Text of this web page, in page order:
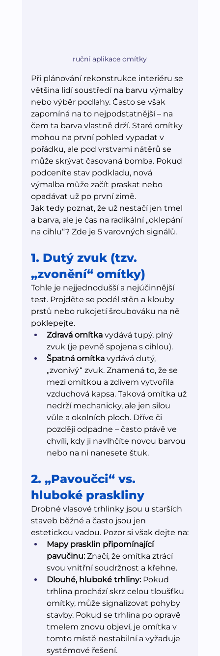
ruční aplikace omítky
Při plánování rekonstrukce interiéru se
většina lidí soustředí na barvu výmalby
nebo výběr podlahy. Často se však
zapomíná na to nejpodstatnější – na
čem ta barva vlastně drží. Staré omítky
mohou na první pohled vypadat v
pořádku, ale pod vrstvami nátěrů se
může skrývat časovaná bomba. Pokud
podceníte stav podkladu, nová
výmalba může začít praskat nebo
opadávat už po první zimě.
Jak tedy poznat, že už nestačí jen tmel
a barva, ale je čas na radikální „oklepání
na cihlu“? Zde je 5 varovných signálů.
1. Dutý zvuk (tzv.
„zvonění“ omítky)
Tohle je nejjednodušší a nejúčinnější
test. Projděte se podél stěn a klouby
prstů nebo rukojetí šroubováku na ně
poklepejte.
Zdravá omítka vydává tupý, plný
zvuk (je pevně spojena s cihlou).
Špatná omítka vydává dutý,
„zvonivý“ zvuk. Znamená to, že se
mezi omítkou a zdivem vytvořila
vzduchová kapsa. Taková omítka už
nedrží mechanicky, ale jen silou
vůle a okolních ploch. Dříve či
později odpadne – často právě ve
chvíli, kdy ji navlhčíte novou barvou
nebo na ni nanesete štuk.
2. „Pavoučci“ vs.
hluboké praskliny
Drobné vlasové trhlinky jsou u starších
staveb běžné a často jsou jen
estetickou vadou. Pozor si však dejte na:
Mapy prasklin připomínající
pavučinu: Značí, že omítka ztrácí
svou vnitřní soudržnost a křehne.
Dlouhé, hluboké trhliny: Pokud
trhlina prochází skrz celou tloušťku
omítky, může signalizovat pohyby
stavby. Pokud se trhlina po opravě
tmelem znovu objeví, je omítka v
tomto místě nestabilní a vyžaduje
systémové řešení.